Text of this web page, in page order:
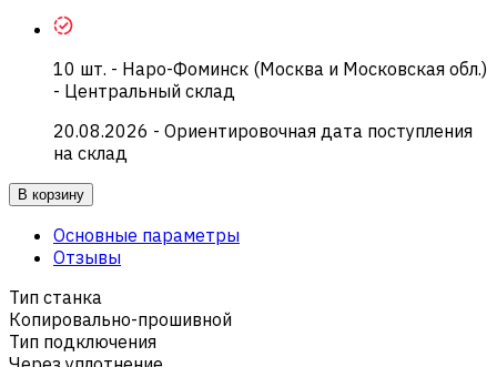
10 шт. - Наро-Фоминск (Москва и Московская обл.)
- Центральный склад
20.08.2026 - Ориентировочная дата поступления
на склад
В корзину
Основные параметры
Отзывы
Тип станка
Копировально-прошивной
Тип подключения